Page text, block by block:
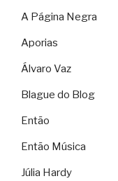
A Página Negra
Aporias
Álvaro Vaz
Blague do Blog
Então
Então Música
Júlia Hardy